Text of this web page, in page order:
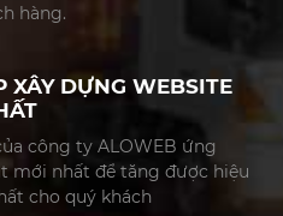
hàng.
XÂY DỰNG WEBSITE
công ty ALOWEB ứng
mới nhất để tăng được hiệu
cho quý khách